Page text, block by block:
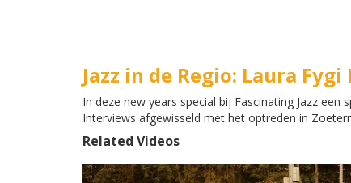
Jazz in de Regio: Laura
In deze new years special bij Fascinating Jazz
Interviews afgewisseld met het optreden in
Related Videos